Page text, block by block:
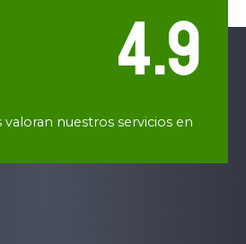
4.9
nuestros servicios en